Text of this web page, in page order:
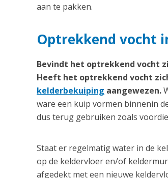
aan te pakken.
Optrekkend vocht
Bevindt het optrekkend vocht
Heeft het optrekkend vocht
kelderbekuiping aangewezen.
ware een kuip vormen binnenin
dus terug gebruiken zoals
Staat er regelmatig water in de
op de keldervloer en/of
afgedekt met een nieuwe